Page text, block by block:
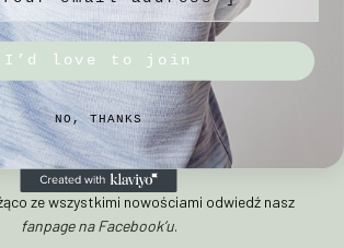
– nie używać płynu do płukania
Skład:
– 100% wełna merino
ze wszystkimi nowościami odwiedź nasz
fanpage na Facebook’u.
I’d love to join
NO, THANKS